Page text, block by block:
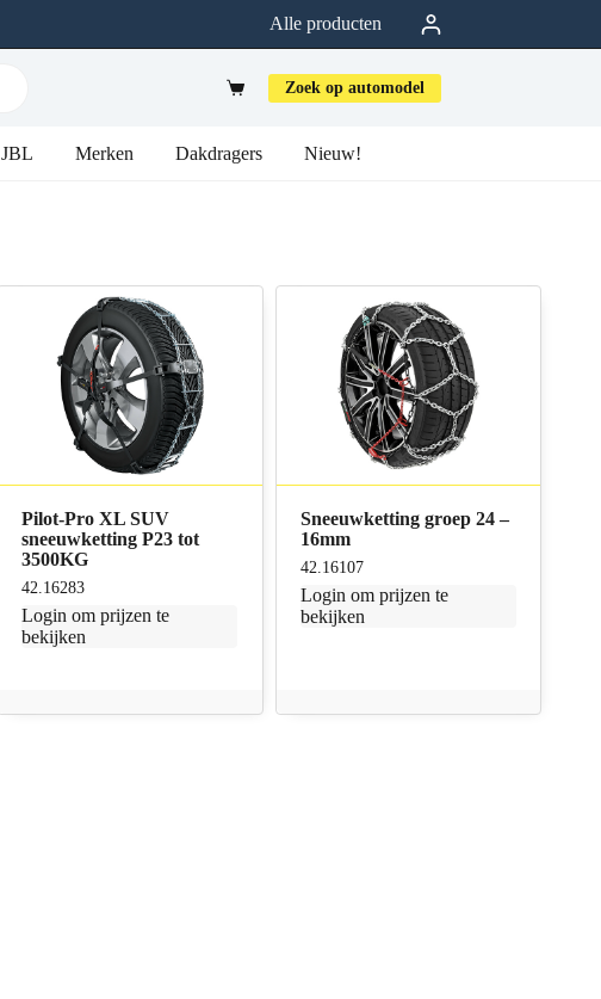
Alle producten
Zoek op automodel
JBL Merken Dakdragers Nieuw!
Pilot-Pro XL SUV
sneeuwketting P23 tot
3500KG
42.16283
Login om prijzen te
bekijken
Sneeuwketting groep 24 –
16mm
42.16107
Login om prijzen te
bekijken